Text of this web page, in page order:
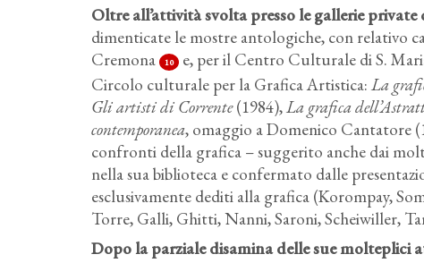
Oltre all’attività svolta presso le gallerie
dimenticate le mostre antologiche, con
Cremona
10
e, per il Centro Culturale di S.
Circolo culturale per la Grafica Artistica: La
Gli artisti di Corrente(1984),La grafica
contemporanea, omaggio a Domenico Cantatore
confronti della grafica – suggerito anche dai
nella sua biblioteca e confermato dalle
esclusivamente dediti alla grafica (Korompay,
Torre, Galli, Ghitti, Nanni, Saroni, Scheiwiller,
Dopo la parziale disamina delle sue molteplici